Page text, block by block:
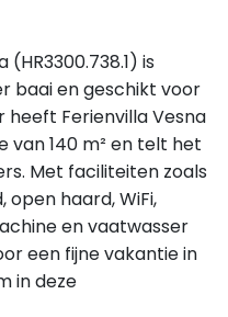
is
baai en geschikt voor
heeft Ferienvilla Vesna
van 140 m² en telt het
Met faciliteiten zoals
haard, WiFi,
en vaatwasser
een fijne vakantie in
in deze